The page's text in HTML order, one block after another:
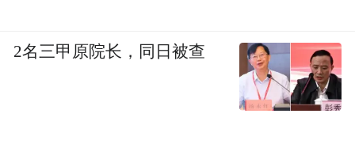
2名三甲原院长，同日被查